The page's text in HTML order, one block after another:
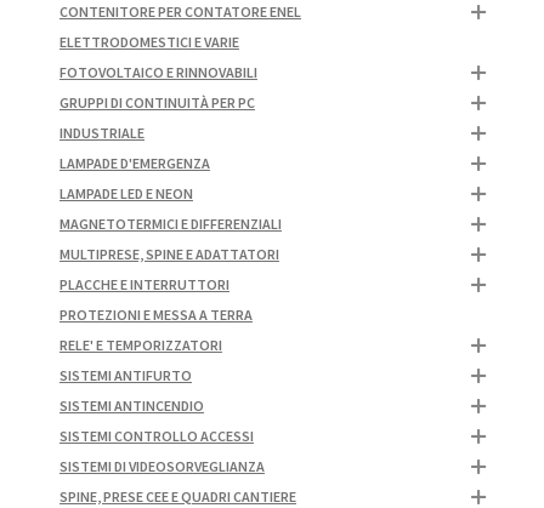
CONTENITORE PER CONTATORE ENEL
ELETTRODOMESTICI E VARIE
FOTOVOLTAICO E RINNOVABILI
GRUPPI DI CONTINUITÀ PER PC
INDUSTRIALE
LAMPADE D'EMERGENZA
LAMPADE LED E NEON
MAGNETOTERMICI E DIFFERENZIALI
MULTIPRESE, SPINE E ADATTATORI
PLACCHE E INTERRUTTORI
PROTEZIONI E MESSA A TERRA
RELE' E TEMPORIZZATORI
SISTEMI ANTIFURTO
SISTEMI ANTINCENDIO
SISTEMI CONTROLLO ACCESSI
SISTEMI DI VIDEOSORVEGLIANZA
SPINE, PRESE CEE E QUADRI CANTIERE